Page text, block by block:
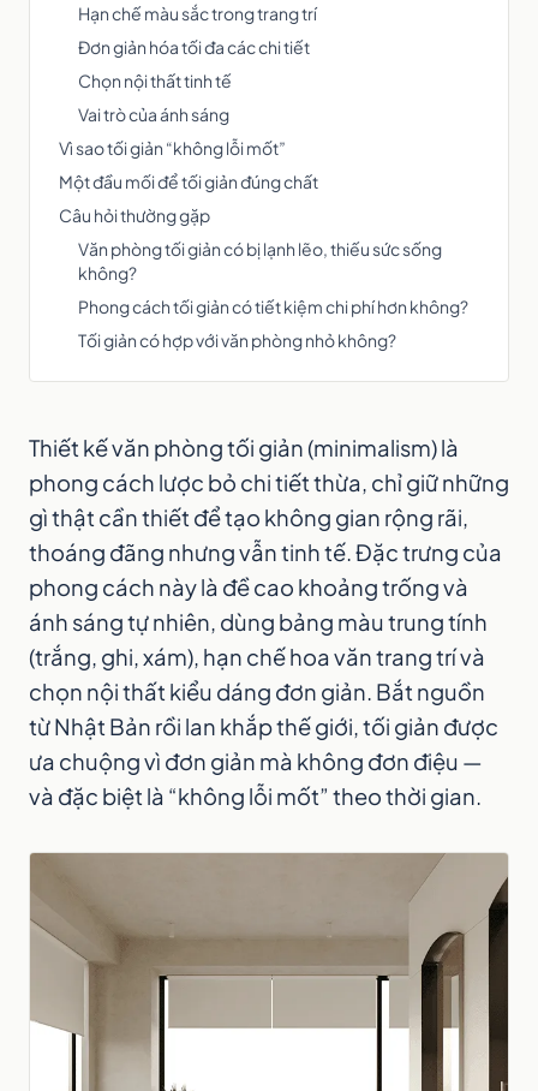
Hạn chế màu sắc trong trang trí
Đơn giản hóa tối đa các chi tiết
Chọn nội thất tinh tế
Vai trò của ánh sáng
Vì sao tối giản “không lỗi mốt”
Một đầu mối để tối giản đúng chất
Câu hỏi thường gặp
Văn phòng tối giản có bị lạnh lẽo, thiếu sức sống
không?
Phong cách tối giản có tiết kiệm chi phí hơn không?
Tối giản có hợp với văn phòng nhỏ không?
Thiết kế văn phòng tối giản (minimalism) là
phong cách lược bỏ chi tiết thừa, chỉ giữ những
gì thật cần thiết để tạo không gian rộng rãi,
thoáng đãng nhưng vẫn tinh tế. Đặc trưng của
phong cách này là đề cao khoảng trống và
ánh sáng tự nhiên, dùng bảng màu trung tính
(trắng, ghi, xám), hạn chế hoa văn trang trí và
chọn nội thất kiểu dáng đơn giản. Bắt nguồn
từ Nhật Bản rồi lan khắp thế giới, tối giản được
ưa chuộng vì đơn giản mà không đơn điệu —
và đặc biệt là “không lỗi mốt” theo thời gian.